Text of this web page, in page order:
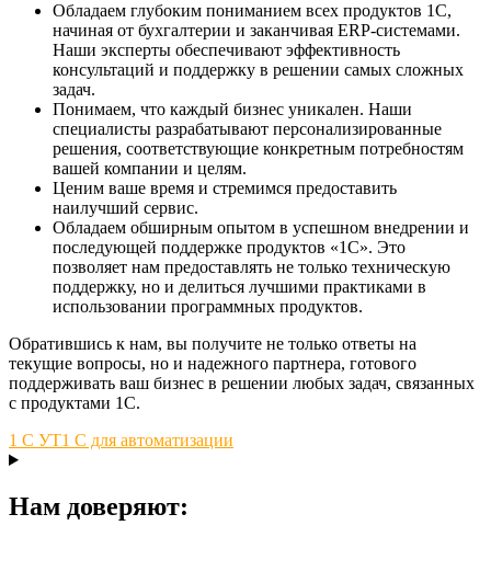
Обладаем глубоким пониманием всех продуктов 1C,
начиная от бухгалтерии и заканчивая ERP-системами.
Наши эксперты обеспечивают эффективность
консультаций и поддержку в решении самых сложных
задач.
Понимаем, что каждый бизнес уникален. Наши
специалисты разрабатывают персонализированные
решения, соответствующие конкретным потребностям
вашей компании и целям.
Ценим ваше время и стремимся предоставить
наилучший сервис.
Обладаем обширным опытом в успешном внедрении и
последующей поддержке продуктов «1C». Это
позволяет нам предоставлять не только техническую
поддержку, но и делиться лучшими практиками в
использовании программных продуктов.
Обратившись к нам, вы получите не только ответы на
текущие вопросы, но и надежного партнера, готового
поддерживать ваш бизнес в решении любых задач, связанных
с продуктами 1C.
1 С УТ1 С для автоматизации
Нам доверяют: